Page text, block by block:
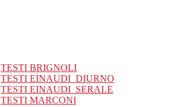
TESTI BRIGNOLI
TESTI EINAUDI_DIURNO
TESTI EINAUDI_SERALE
TESTI MARCONI